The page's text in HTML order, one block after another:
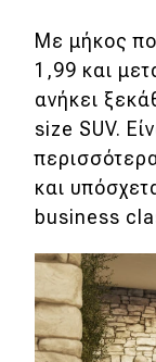
Eco
Νέα
Τεχνολογία
Mobility
Σταθμοί
Classic
Νέα
Με μήκος
1,99 και
ανήκει
size SUV.
και
business